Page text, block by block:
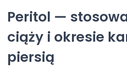
Peritol —
ciąży i okresie
piersią